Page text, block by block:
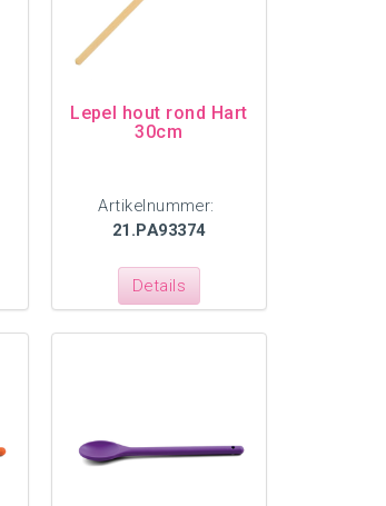
Lepel hout rond Hart
30cm
Artikelnummer:
21.PA93374
Details